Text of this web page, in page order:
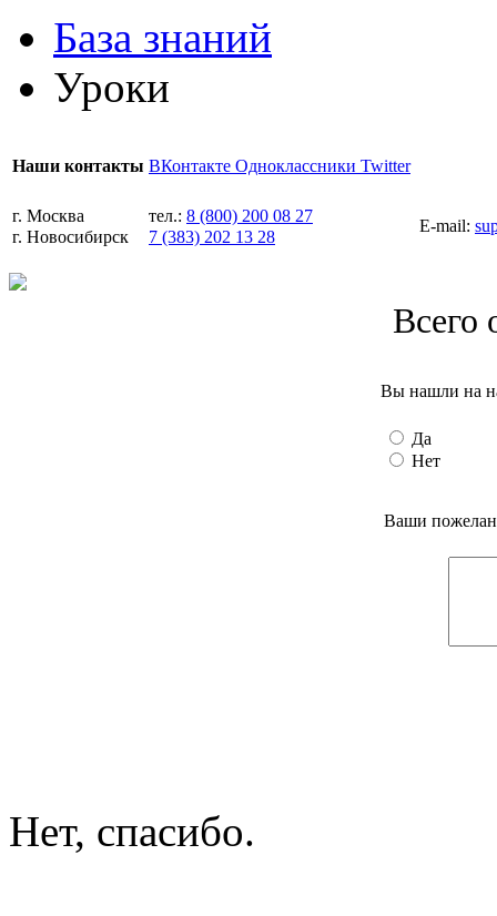
База знаний
Уроки
Наши контакты ВКонтакте Одноклассники Twitter
г. Москва
г. Новосибирск
тел.: 8 (800) 200 08 27
7 (383) 202 13 28
E-mail:
Всего
Вы нашли на
Да
Нет
Ваши
Нет, спасибо.